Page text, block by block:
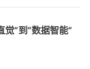
”到“数据智能”